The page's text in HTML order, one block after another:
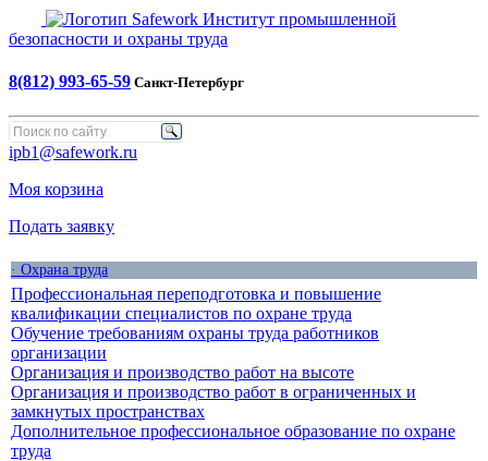
Safework Институт промышленной
безопасности и охраны труда
8(812) 993-65-59 Санкт-Петербург
ipb1@safework.ru
Моя корзина
Подать заявку
· Охрана труда
Профессиональная переподготовка и повышение
квалификации специалистов по охране труда
Обучение требованиям охраны труда работников
организации
Организация и производство работ на высоте
Организация и производство работ в ограниченных и
замкнутых пространствах
Дополнительное профессиональное образование по охране
труда